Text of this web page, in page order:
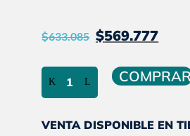
$633.085 El
original
era:
$569.777El
Colchón
Espuma
de
densidad
VENTA DISPONIBLE EN